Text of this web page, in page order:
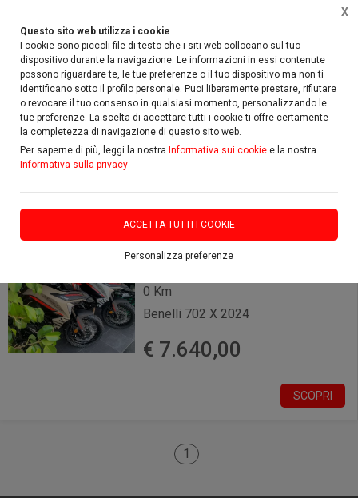
Questo sito web utilizza i cookie
I cookie sono piccoli file di testo che i siti web collocano sul tuo
dispositivo durante la navigazione. Le informazioni in essi contenute
possono riguardare te, le tue preferenze o il tuo dispositivo ma non ti
identificano sotto il profilo personale. Puoi liberamente prestare, rifiutare
o revocare il tuo consenso in qualsiasi momento, personalizzando le
tue preferenze. La scelta di accettare tutti i cookie ti offre certamente
la completezza di navigazione di questo sito web.
Per saperne di più, leggi la nostra Informativa sui cookie e la nostra
Informativa sulla privacy
ACCETTA TUTTI I COOKIE
Personalizza preferenze
X
Home Vetrina Benelli 702 X
FILTRA
Benelli 702 X
0 Km
Benelli 702 X 2024
€ 7.640,00
SCOPRI
1